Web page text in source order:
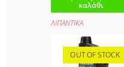
καλάθι
ΛΙΠΑΝΤΙΚΑ
OUT OF STOCK